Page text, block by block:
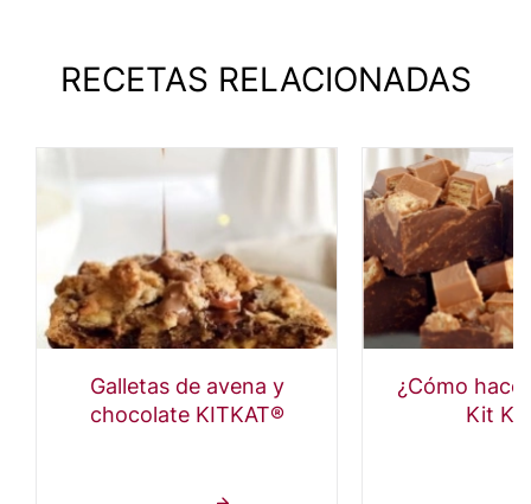
RECETAS RELACIONADAS
Galletas de avena y
chocolate KITKAT®
¿Cómo
Kit